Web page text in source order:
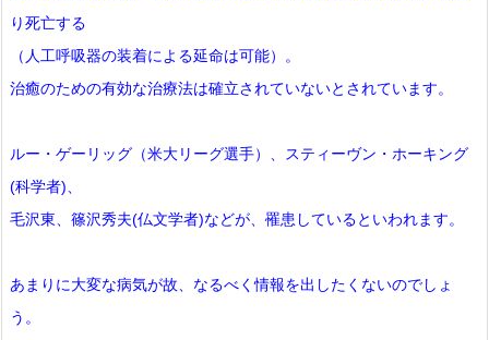
り死亡する
（人工呼吸器の装着による延命は可能）。
治癒のための有効な治療法は確立されていないとされています。
ルー・ゲーリッグ（米大リーグ選手）、スティーヴン・ホーキング
(科学者)、
毛沢東、篠沢秀夫(仏文学者)などが、罹患しているといわれます。
あまりに大変な病気が故、なるべく情報を出したくないのでしょ
う。